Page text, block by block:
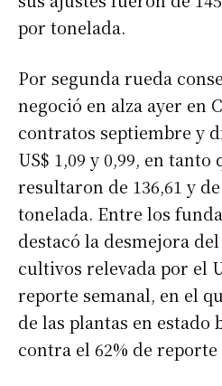
por tonelada.
Por segunda rueda
negoció en alza ayer en
contratos septiembre y
US$ 1,09 y 0,99, en tanto
resultaron de 136,61 y
tonelada. Entre los
destacó la desmejora
cultivos relevada por el
reporte semanal, en el
de las plantas en estado
contra el 62% de